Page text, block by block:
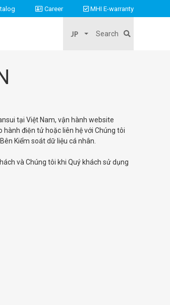
MHI E-warranty
Career
JP Search
tại Việt Nam, vận hành website
điện tử hoặc liên hệ với Chúng tôi
Kiểm soát dữ liệu cá nhân.
và Chúng tôi khi Quý khách sử dụng